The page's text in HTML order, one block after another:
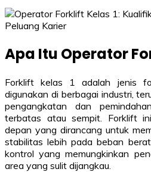
Apa Itu Operator
Forklift kelas 1 adalah jenis
digunakan di berbagai industri,
pengangkatan dan
terbatas atau sempit. Forklift
depan yang dirancang untuk
stabilitas lebih pada beban
kontrol yang memungkinkan
area yang sulit dijangkau.